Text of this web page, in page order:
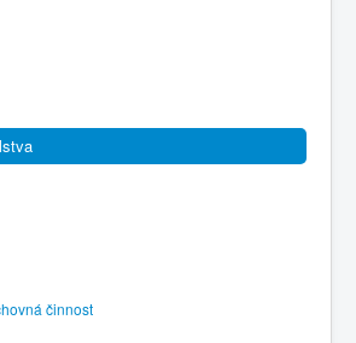
činnost